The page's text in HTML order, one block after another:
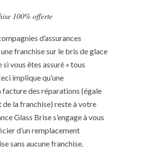
100% offerte
d’assurances
franchise sur le bris de glace
si vous êtes assuré « tous
implique qu’une
facture des réparations (égale
de la franchise) reste à votre
Glass Brise s’engage à vous
d’un remplacement
sans aucune franchise.